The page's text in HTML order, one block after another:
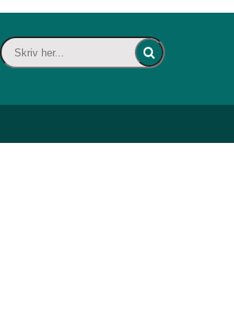
Skriv her... - Indsæt søgeord for at søge
Fold søgefelt ind